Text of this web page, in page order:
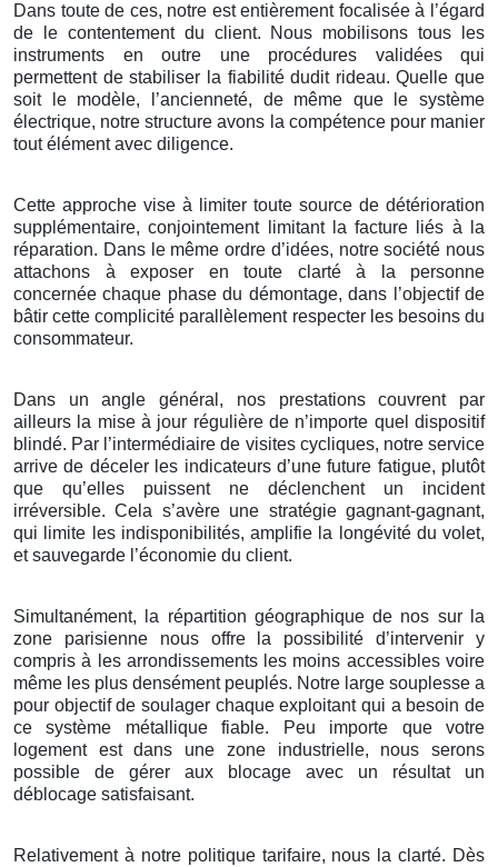
Dans toute de ces, notre est entièrement focalisée à l’égard
de le contentement du client. Nous mobilisons tous les
instruments en outre une procédures validées qui
permettent de stabiliser la fiabilité dudit rideau. Quelle que
soit le modèle, l’ancienneté, de même que le système
électrique, notre structure avons la compétence pour manier
tout élément avec diligence.
Cette approche vise à limiter toute source de détérioration
supplémentaire, conjointement limitant la facture liés à la
réparation. Dans le même ordre d’idées, notre société nous
attachons à exposer en toute clarté à la personne
concernée chaque phase du démontage, dans l’objectif de
bâtir cette complicité parallèlement respecter les besoins du
consommateur.
Dans un angle général, nos prestations couvrent par
ailleurs la mise à jour régulière de n’importe quel dispositif
blindé. Par l’intermédiaire de visites cycliques, notre service
arrive de déceler les indicateurs d’une future fatigue, plutôt
que qu’elles puissent ne déclenchent un incident
irréversible. Cela s’avère une stratégie gagnant-gagnant,
qui limite les indisponibilités, amplifie la longévité du volet,
et sauvegarde l’économie du client.
Simultanément, la répartition géographique de nos sur la
zone parisienne nous offre la possibilité d’intervenir y
compris à les arrondissements les moins accessibles voire
même les plus densément peuplés. Notre large souplesse a
pour objectif de soulager chaque exploitant qui a besoin de
ce système métallique fiable. Peu importe que votre
logement est dans une zone industrielle, nous serons
possible de gérer aux blocage avec un résultat un
déblocage satisfaisant.
Relativement à notre politique tarifaire, nous la clarté. Dès